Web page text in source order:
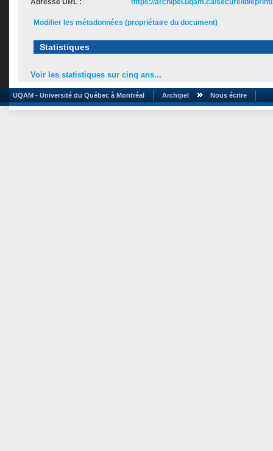
Adresse URL : https://archipel.uqam.ca/secure/id/
Modifier les métadonnées (propriétaire du document)
Statistiques
Voir les statistiques sur cinq ans...
UQAM - Université du Québec à Montréal Archipel Nous écrire